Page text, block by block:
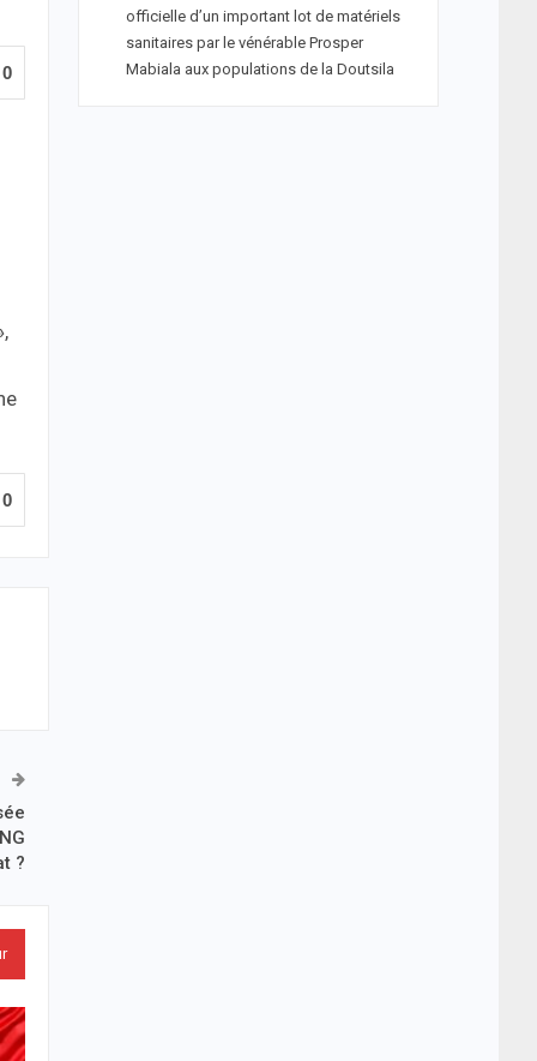
0
0
?
officielle d’un important lot de matériels
sanitaires par le vénérable Prosper
Mabiala aux populations de la Doutsila